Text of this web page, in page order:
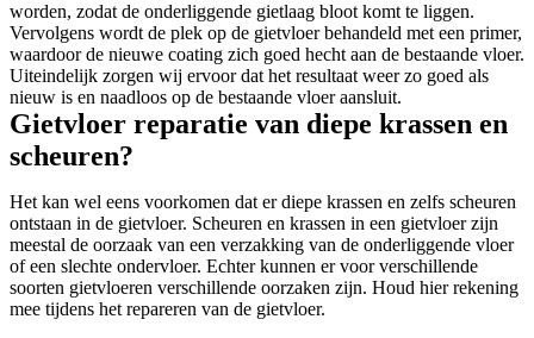
worden, zodat de onderliggende gietlaag bloot komt te liggen.
Vervolgens wordt de plek op de gietvloer behandeld met een primer,
waardoor de nieuwe coating zich goed hecht aan de bestaande vloer.
Uiteindelijk zorgen wij ervoor dat het resultaat weer zo goed als
nieuw is en naadloos op de bestaande vloer aansluit.
Gietvloer reparatie van diepe krassen en
scheuren?
Het kan wel eens voorkomen dat er diepe krassen en zelfs scheuren
ontstaan in de gietvloer. Scheuren en krassen in een gietvloer zijn
meestal de oorzaak van een verzakking van de onderliggende vloer
of een slechte ondervloer. Echter kunnen er voor verschillende
soorten gietvloeren verschillende oorzaken zijn. Houd hier rekening
mee tijdens het repareren van de gietvloer.